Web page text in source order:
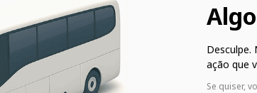
ação que
Se quiser,